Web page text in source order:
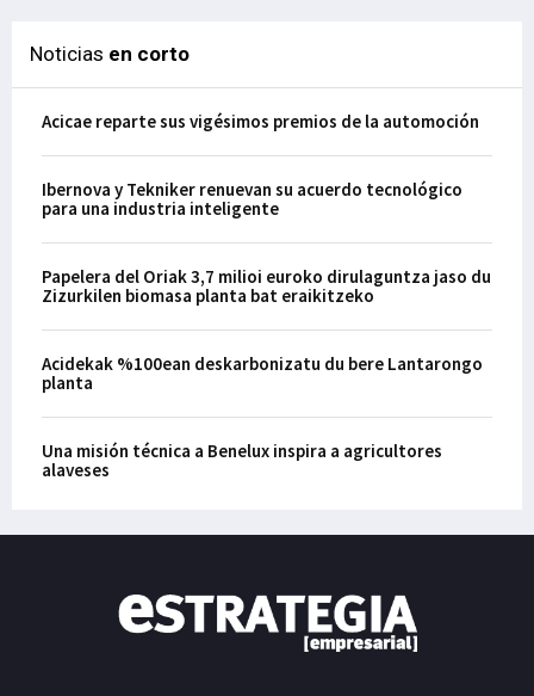
Noticias en corto
Acicae reparte sus vigésimos premios de la automoción
Ibernova y Tekniker renuevan su acuerdo tecnológico
para una industria inteligente
Papelera del Oriak 3,7 milioi euroko dirulaguntza jaso du
Zizurkilen biomasa planta bat eraikitzeko
Acidekak %100ean deskarbonizatu du bere Lantarongo
planta
Una misión técnica a Benelux inspira a agricultores
alaveses